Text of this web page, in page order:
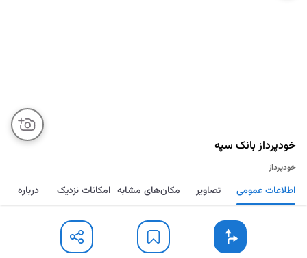
خودپرداز بانک سپه
خودپرداز
مسیریابی ذخیره ارسال اطلاعات عمومی تصاویر مکان‌های مشابه امکانات نزدیک درباره